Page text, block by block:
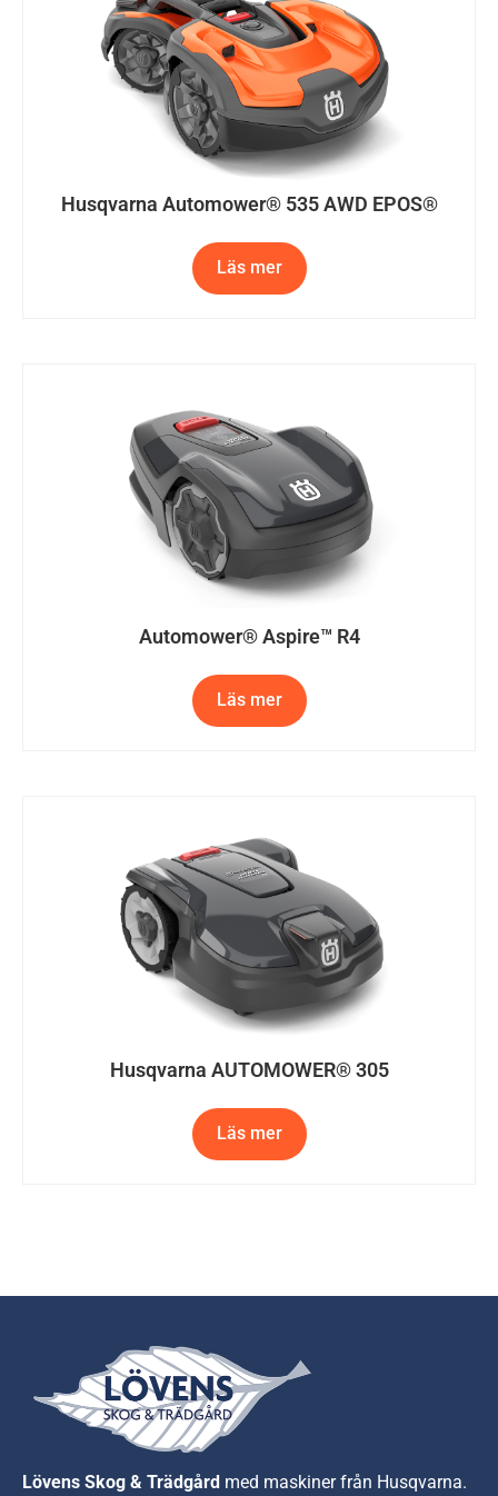
Husqvarna Automower® 535 AWD EPOS®
Läs mer
Automower® Aspire™ R4
Läs mer
Husqvarna AUTOMOWER® 305
Läs mer
Lövens Skog & Trädgård med maskiner från Husqvarna.